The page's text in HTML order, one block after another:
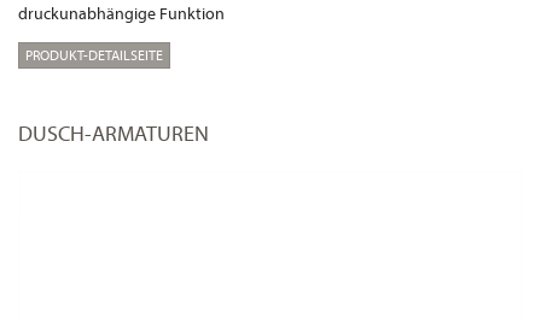
druckunabhängige Funktion
PRODUKT-DETAILSEITE
DUSCH-ARMATUREN